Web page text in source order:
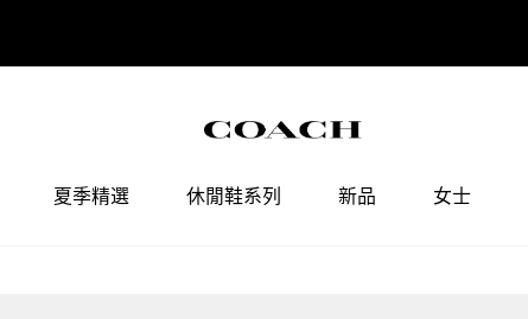
夏季精選 休閒鞋系列 新品 女士